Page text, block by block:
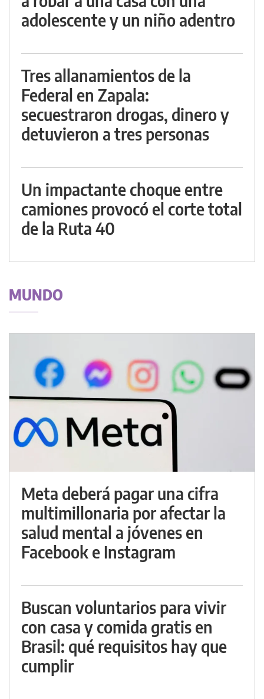
adolescente y un niño adentro
Tres allanamientos de la
Federal en Zapala:
secuestraron drogas, dinero y
detuvieron a tres personas
Un impactante choque entre
camiones provocó el corte total
de la Ruta 40
MUNDO
Meta deberá pagar una cifra
multimillonaria por afectar la
salud mental a jóvenes en
Facebook e Instagram
Buscan voluntarios para vivir
con casa y comida gratis en
Brasil: qué requisitos hay que
cumplir